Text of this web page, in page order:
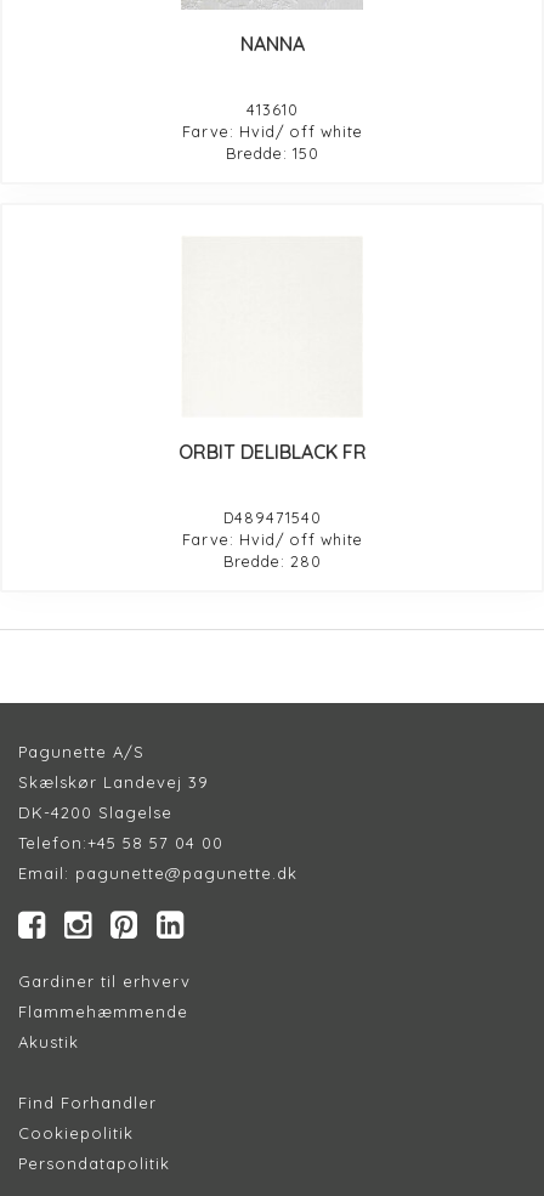
NANNA
413610
Farve: Hvid/ off white
Bredde: 150
ORBIT DELIBLACK FR
D489471540
Farve: Hvid/ off white
Bredde: 280
Pagunette A/S
Skælskør Landevej 39
DK-4200 Slagelse
Telefon:+45 58 57 04 00
Email: pagunette@pagunette.dk
Gardiner til erhverv
Flammehæmmende
Akustik
Find Forhandler
Cookiepolitik
Persondatapolitik